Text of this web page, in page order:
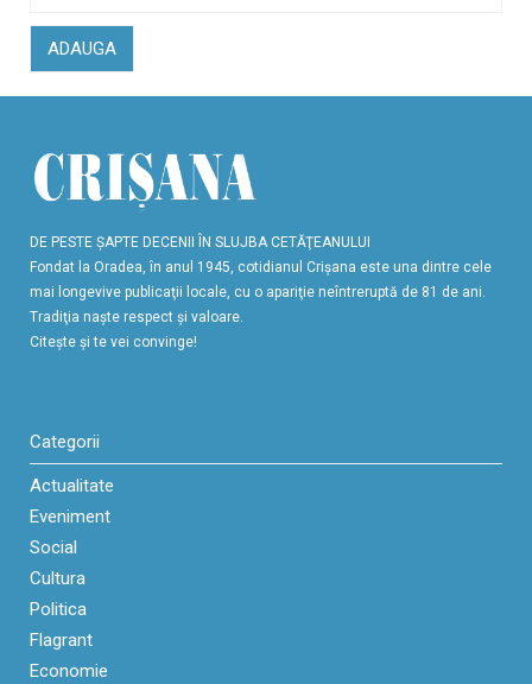
ADAUGA
DE PESTE ŞAPTE DECENII ÎN SLUJBA CETĂŢEANULUI
Fondat la Oradea, în anul 1945, cotidianul Crişana este una dintre cele
mai longevive publicaţii locale, cu o apariţie neîntreruptă de 81 de ani.
Tradiţia naşte respect şi valoare.
Citeşte şi te vei convinge!
Categorii
Actualitate
Eveniment
Social
Cultura
Politica
Flagrant
Economie